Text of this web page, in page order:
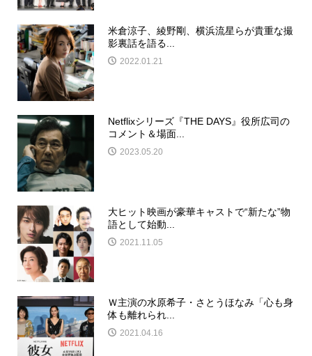
米倉涼子、綾野剛、横浜流星らが貴重な撮
影裏話を語る...
2022.01.21
Netflixシリーズ『THE DAYS』役所広司の
コメント＆場面...
2023.05.20
大ヒット映画が豪華キャストで“新たな”物
語として始動...
2021.11.05
Ｗ主演の水原希子・さとうほなみ「心も身
体も離れられ...
2021.04.16